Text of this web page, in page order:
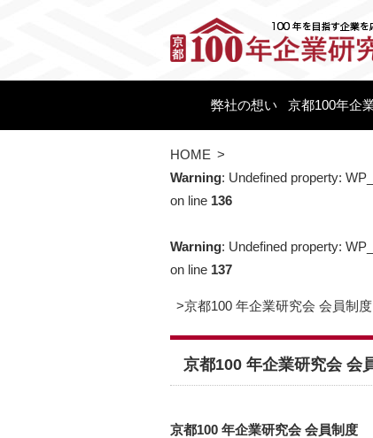
弊社の想い 京都100年企
HOME >
Warning: Undefined property:
on line 136
Warning: Undefined property:
on line 137
>京都100 年企業研究会 会員制度
京都100 年企業研究会 会
京都100 年企業研究会 会員制度